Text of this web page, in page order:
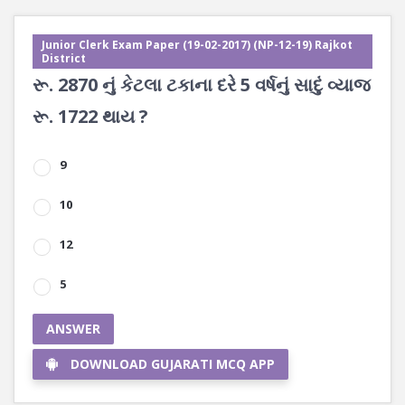
Junior Clerk Exam Paper (19-02-2017) (NP-12-19) Rajkot
District
રૂ. 2870 નું કેટલા ટકાના દરે 5 વર્ષનું સાદું વ્યાજ
રૂ. 1722 થાય ?
9
10
12
5
ANSWER
DOWNLOAD GUJARATI MCQ APP